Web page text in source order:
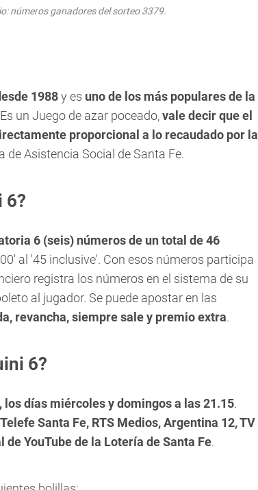
números ganadores del sorteo 3379.
1988y es uno de los más populares de la
un Juego de azar poceado,vale decir que el
proporcional a lo recaudado por la
de Asistencia Social de Santa Fe.
6?
6 (seis) números de un total de 46
al '45 inclusive'. Con esos números participa
registra los números en el sistema de su
al jugador. Se puede apostar en las
revancha, siempre sale y premio extra.
6?
días miércoles y domingos a las 21.15.
Telefe Santa Fe, RTS Medios, Argentina 12, TV
de YouTube de la Lotería de Santa Fe.